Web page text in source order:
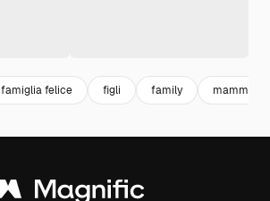
famiglia felice figli family mamma